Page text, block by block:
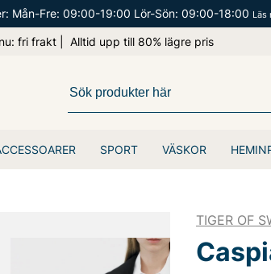
Mån-Fre: 09:00-19:00 Lör-Sön: 09:00-18:00 Läs
fri frakt | Alltid upp till 80% lägre pris
SPORT VÄSKOR
TIGER OF